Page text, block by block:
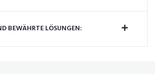
BEWÄHRTE LÖSUNGEN: